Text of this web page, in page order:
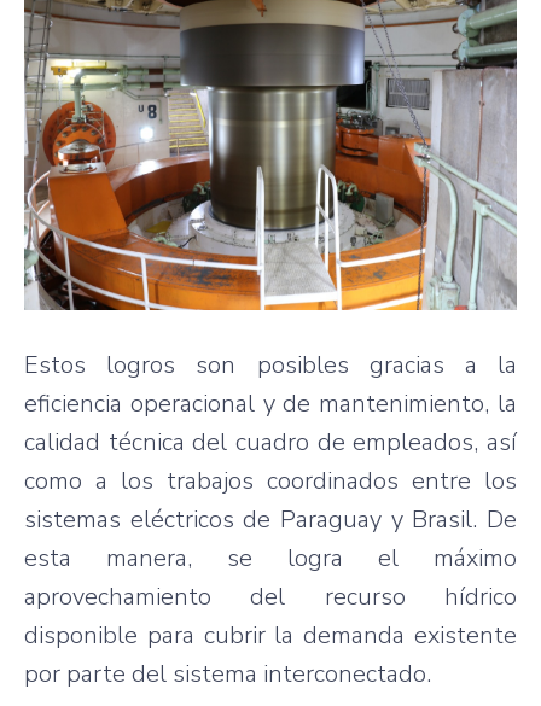
Estos logros son posibles gracias a la
eficiencia operacional y de mantenimiento, la
calidad técnica del cuadro de empleados, así
como a los trabajos coordinados entre los
sistemas eléctricos de Paraguay y Brasil. De
esta manera, se logra el máximo
aprovechamiento del recurso hídrico
disponible para cubrir la demanda existente
por parte del sistema interconectado.